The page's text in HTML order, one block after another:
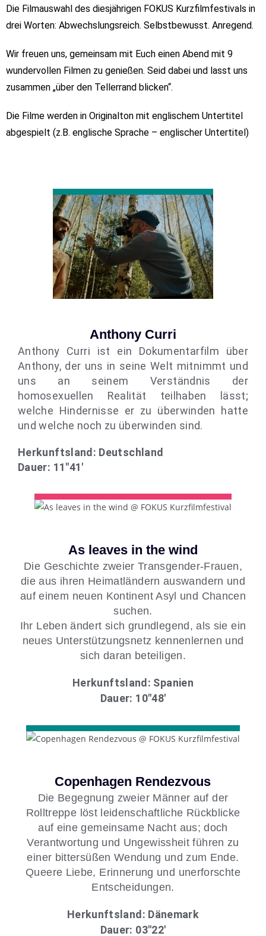
Die Filmauswahl des diesjährigen FOKUS Kurzfilmfestivals in
drei Worten: Abwechslungsreich. Selbstbewusst. Anregend.
Wir freuen uns, gemeinsam mit Euch einen Abend mit 9
wundervollen Filmen zu genießen. Seid dabei und lasst uns
zusammen „über den Tellerrand blicken“.
Die Filme werden in Originalton mit englischem Untertitel
abgespielt (z.B. englische Sprache – englischer Untertitel)
Anthony Curri
Anthony Curri ist ein Dokumentarfilm über
Anthony, der uns in seine Welt mitnimmt und
uns an seinem Verständnis der
homosexuellen Realität teilhaben lässt;
welche Hindernisse er zu überwinden hatte
und welche noch zu überwinden sind.
Herkunftsland: Deutschland
Dauer: 11″41′
As leaves in the wind
Die Geschichte zweier Transgender-Frauen,
die aus ihren Heimatländern auswandern und
auf einem neuen Kontinent Asyl und Chancen
suchen.
Ihr Leben ändert sich grundlegend, als sie ein
neues Unterstützungsnetz kennenlernen und
sich daran beteiligen.
Herkunftsland: Spanien
Dauer: 10″48′
Copenhagen Rendezvous
Die Begegnung zweier Männer auf der
Rolltreppe löst leidenschaftliche Rückblicke
auf eine gemeinsame Nacht aus; doch
Verantwortung und Ungewissheit führen zu
einer bittersüßen Wendung und zum Ende.
Queere Liebe, Erinnerung und unerforschte
Entscheidungen.
Herkunftsland: Dänemark
Dauer: 03″22′